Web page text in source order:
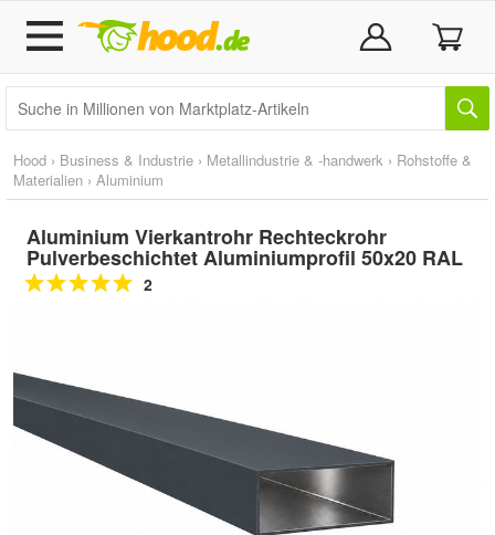
Hood › Business & Industrie › Metallindustrie & -handwerk › Rohstoffe &
Materialien › Aluminium
Aluminium Vierkantrohr Rechteckrohr
Pulverbeschichtet Aluminiumprofil 50x20 RAL
2